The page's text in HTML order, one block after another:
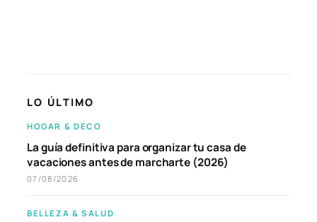
LO ÚLTIMO
HOGAR & DECO
La guía definitiva para organizar tu casa de
vacaciones antes de marcharte (2026)
07/08/2026
BELLEZA & SALUD